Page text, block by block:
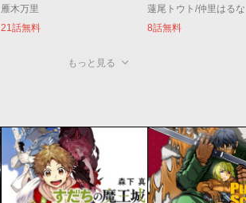
雁木万里
21話無料
蓮尾トウト/仲里はるな
8話無料
もっと見る